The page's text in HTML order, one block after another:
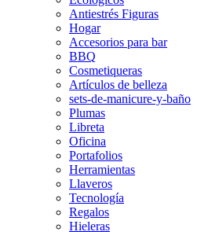
Antiestrés Figuras
Hogar
Accesorios para bar
BBQ
Cosmetiqueras
Artículos de belleza
sets-de-manicure-y-baño
Plumas
Libreta
Oficina
Portafolios
Herramientas
Llaveros
Tecnología
Regalos
Hieleras